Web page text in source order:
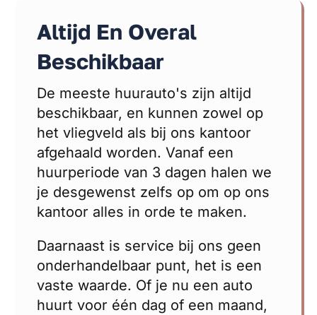
Altijd En Overal
Beschikbaar
De meeste huurauto's zijn altijd
beschikbaar, en kunnen zowel op
het vliegveld als bij ons kantoor
afgehaald worden. Vanaf een
huurperiode van 3 dagen halen we
je desgewenst zelfs op om op ons
kantoor alles in orde te maken.
Daarnaast is service bij ons geen
onderhandelbaar punt, het is een
vaste waarde. Of je nu een auto
huurt voor één dag of een maand,